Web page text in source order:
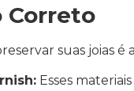
Correto
suas joias
Esses